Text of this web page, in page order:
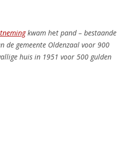
kwam het pand – bestaande
de gemeente Oldenzaal voor 900
huis in 1951 voor 500 gulden